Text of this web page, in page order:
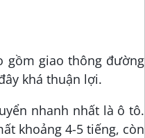
gồm giao thông đường
khá thuận lợi.
nhanh nhất là ô tô.
khoảng 4-5 tiếng, còn